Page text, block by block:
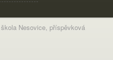
Nesovice, příspěvková